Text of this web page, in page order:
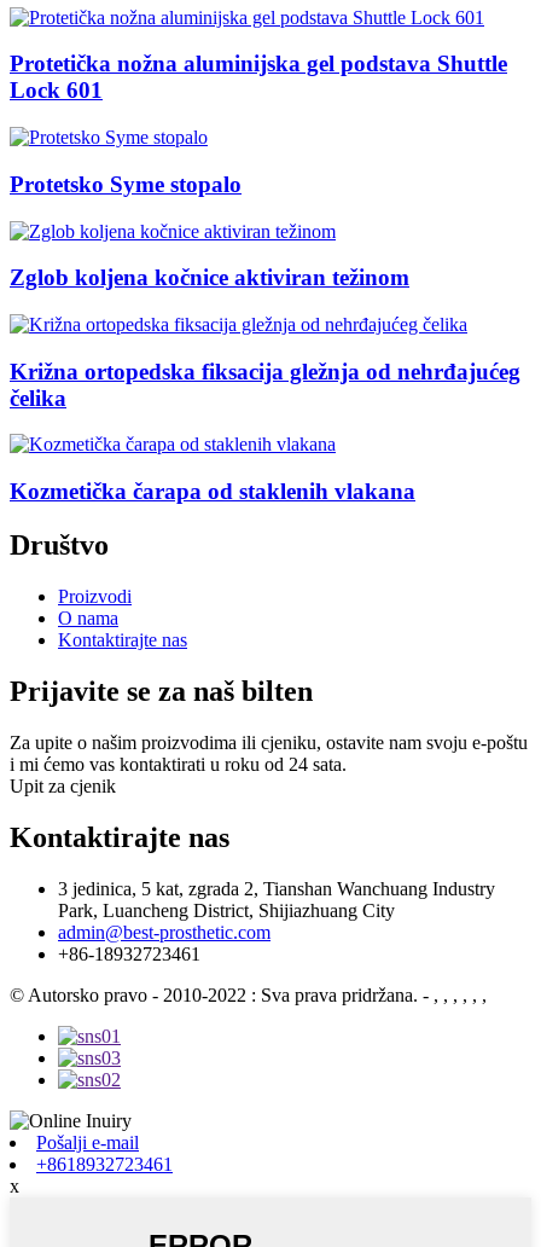
Protetička nožna aluminijska gel podstava Shuttle
Lock 601
Protetsko Syme stopalo
Zglob koljena kočnice aktiviran težinom
Križna ortopedska fiksacija gležnja od nehrđajućeg
čelika
Kozmetička čarapa od staklenih vlakana
Društvo
Proizvodi
O nama
Kontaktirajte nas
Prijavite se za naš bilten
Za upite o našim proizvodima ili cjeniku, ostavite nam svoju e-poštu
i mi ćemo vas kontaktirati u roku od 24 sata.
Upit za cjenik
Kontaktirajte nas
3 jedinica, 5 kat, zgrada 2, Tianshan Wanchuang Industry
Park, Luancheng District, Shijiazhuang City
admin@best-prosthetic.com
+86-18932723461
© Autorsko pravo - 2010-2022 : Sva prava pridržana. - , , , , , ,
Pošalji e-mail
+8618932723461
x